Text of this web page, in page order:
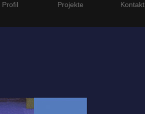
Profil Projekte Kontakt